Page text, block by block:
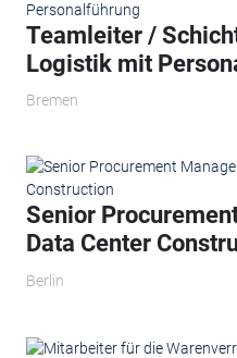
Teamleiter /
Logistik mit
Bremen
Senior
Data Center
Berlin